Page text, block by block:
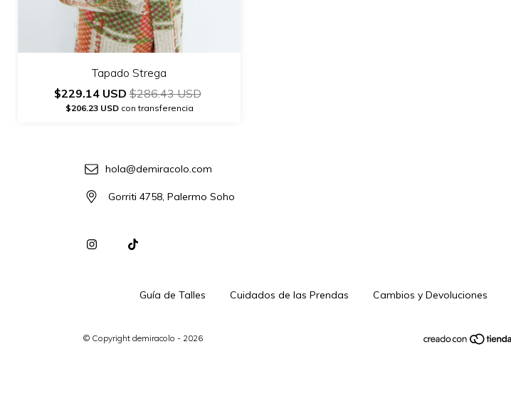
Tapado Strega
$229.14 USD$286.43 USD
$206.23 USDcon transferencia
hola@demiracolo.com
Gorriti 4758, Palermo Soho
Guía de Talles Cuidados de las Prendas Cambios y Devoluciones
© Copyright demiracolo - 2026